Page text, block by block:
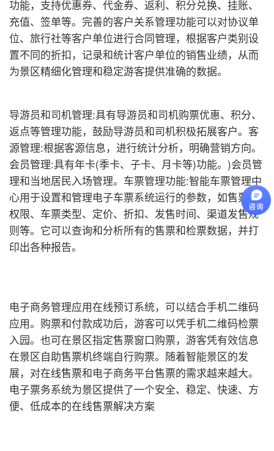
功能，支持优惠券、代金券、返利、积分兑换、挂账、
充值、签单等。完善的客户关系管理功能可以对协议单
位、旅行社等客户单位进行合同管理，根据客户类别设
置不同的折扣，记录和统计客户单位的销售业绩，从而
为景区精细化管理和稳定游客提供准确的数据。
导游员和司机管理:具有导游员和司机购票优惠、积分、
返点等管理功能，鼓励导游员和司机积极拓展客户。客
源管理:根据客源信息，进行统计分析，明确营销方向。
会员管理:具有年卡(季卡、子卡、月卡等)功能。)会员管
理和当地居民入场管理。车票管理功能:智能车票管理中
心用于设置和管理电子车票系统运行的参数，如售票员
权限、车票类型、定价、折扣、发售时间、渠道发售规
则等。它可以查询和分析所有的售票和检票数据，并打
印出各种报告。
电子商务管理应用在线预订系统，可以结合手机二维码
应用。购票和付款成功后，游客可以凭手机二维码检票
入园。也可在景区指定售票窗口购票，游客凭有效信息
在景区自助售票机终端自行购票。随着智能景区的发
展，对在线售票和电子商务平台售票的需求越来越大。
电子票务系统为景区提供了一个安全、稳定、快速、方
便、低成本的在线售票解决方案